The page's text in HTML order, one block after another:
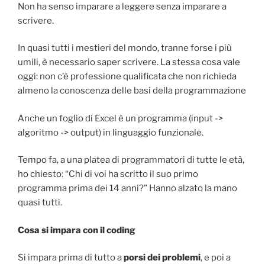
Non ha senso imparare a leggere senza imparare a
scrivere.
In quasi tutti i mestieri del mondo, tranne forse i più
umili, è necessario saper scrivere. La stessa cosa vale
oggi: non c’è professione qualificata che non richieda
almeno la conoscenza delle basi della programmazione
Anche un foglio di Excel è un programma (input ->
algoritmo -> output) in linguaggio funzionale.
Tempo fa, a una platea di programmatori di tutte le età,
ho chiesto: “Chi di voi ha scritto il suo primo
programma prima dei 14 anni?” Hanno alzato la mano
quasi tutti.
Cosa si impara con il coding
Si impara prima di tutto aporsi dei problemi, e poi a